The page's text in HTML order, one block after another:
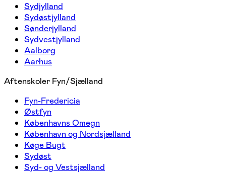
Sydjylland
Sydøstjylland
Sønderjylland
Sydvestjylland
Aalborg
Aarhus
Aftenskoler Fyn/Sjælland
Fyn-Fredericia
Østfyn
Københavns Omegn
København og Nordsjælland
Køge Bugt
Sydøst
Syd- og Vestsjælland